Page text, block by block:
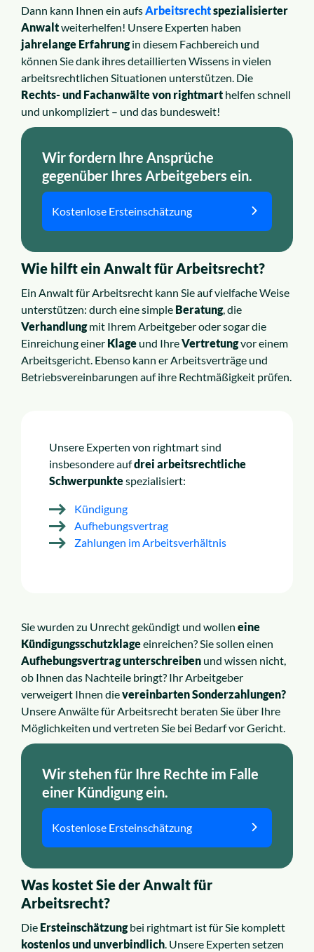
Dann kann Ihnen ein aufsArbeitsrechtspezialisierter
Anwaltweiterhelfen! Unsere Experten haben
jahrelange Erfahrungin diesem Fachbereich und
können Sie dank ihres detaillierten Wissens in vielen
arbeitsrechtlichen Situationen unterstützen. Die
Rechts- und Fachanwälte von rightmart helfen schnell
und unkompliziert – und das bundesweit!
Wir fordern Ihre Ansprüche
gegenüber Ihres Arbeitgebers ein.
Kostenlose Ersteinschätzung
Wie hilft ein Anwalt für Arbeitsrecht?
Ein Anwalt für Arbeitsrecht kann Sie auf vielfache Weise
unterstützen: durch eine simple Beratung, die
Verhandlungmit Ihrem Arbeitgeber oder sogar die
Einreichung einer Klage und IhreVertretungvor einem
Arbeitsgericht. Ebenso kann er Arbeitsverträge und
Betriebsvereinbarungen auf ihre Rechtmäßigkeit prüfen.
Unsere Experten von rightmart sind
insbesondere aufdrei arbeitsrechtliche
Schwerpunktespezialisiert:
Kündigung
Aufhebungsvertrag
Zahlungen im Arbeitsverhältnis
Sie wurden zu Unrecht gekündigt und wollen eine
Kündigungsschutzklageeinreichen? Sie sollen einen
Aufhebungsvertrag unterschreiben und wissen nicht,
ob Ihnen das Nachteile bringt? Ihr Arbeitgeber
verweigert Ihnen dievereinbarten Sonderzahlungen?
Unsere Anwälte für Arbeitsrecht beraten Sie über Ihre
Möglichkeiten und vertreten Sie bei Bedarf vor Gericht.
Wir stehen für Ihre Rechte im Falle
einer Kündigung ein.
Kostenlose Ersteinschätzung
Was kostet Sie der Anwalt für
Arbeitsrecht?
Die Ersteinschätzungbei rightmart ist für Sie komplett
kostenlos und unverbindlich. Unsere Experten setzen